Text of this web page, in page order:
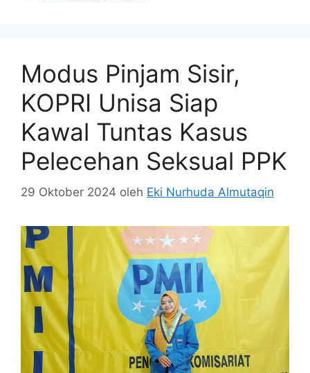
Modus Pinjam Sisir,
KOPRI Unisa Siap
Kawal Tuntas Kasus
Pelecehan Seksual PPK
29 Oktober 2024 oleh Eki Nurhuda Almutaqin